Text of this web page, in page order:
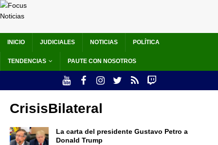
INICIO JUDICIALES NOTICIAS POLÍTICA
TENDENCIAS PAUTE CON NOSOTROS
CrisisBilateral
La carta del presidente Gustavo Petro a
Donald Trump